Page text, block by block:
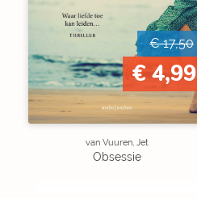
€ 17,50
€ 4,99
van Vuuren, Jet
Obsessie